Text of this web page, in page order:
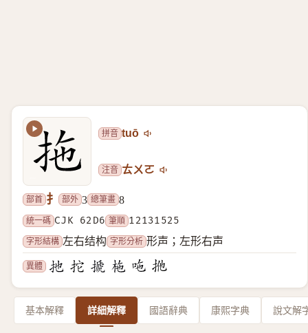
拼音 tuō
注音 ㄊㄨㄛ
部首 扌 部外 3 總筆畫 8
統一碼 CJK 62D6 筆順 12131525
字形結構 左右结构 字形分析 形声；左形右声
異體
基本解釋 詳細解釋 國語辭典 康熙字典 說文解